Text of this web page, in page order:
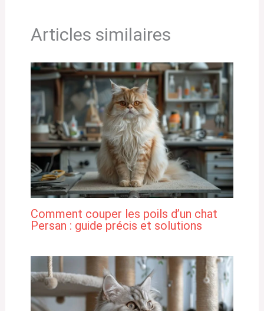
Articles similaires
Comment couper les poils d’un chat
Persan : guide précis et solutions